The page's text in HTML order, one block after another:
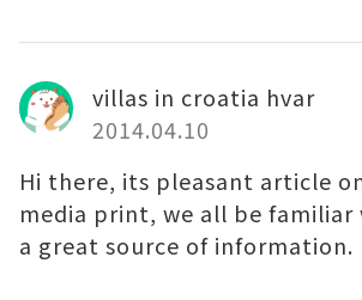
villas in croatia hvar
2014.04.10
Hi there, its pleasant article
media print, we all be familiar
a great source of information.